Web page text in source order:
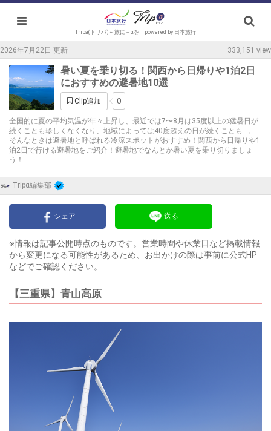
Tripa(トリパ)～旅に＋αを｜powered by 日本旅行
2026年7月22日 更新 333,151 view
暑い夏を乗り切る！関西から日帰りや1泊2日
におすすめの避暑地10選
Clip追加 0
全国的に夏の平均気温が年々上昇し、最近では7〜8月は35度以上の猛暑日が
続くことも珍しくなくなり、地域によっては40度超えの日が続くことも…。
そんなときは避暑地と呼ばれる冷涼スポットがおすすめ！関西から日帰りや1
泊2日で行ける避暑地をご紹介！避暑地でなんとか暑い夏を乗り切りましょ
う！
Tripα編集部
シェア 送る
※情報は記事公開時点のものです。営業時間や休業日など掲載情報
から変更になる可能性があるため、お出かけの際は事前に公式HP
などでご確認ください。
【三重県】青山高原